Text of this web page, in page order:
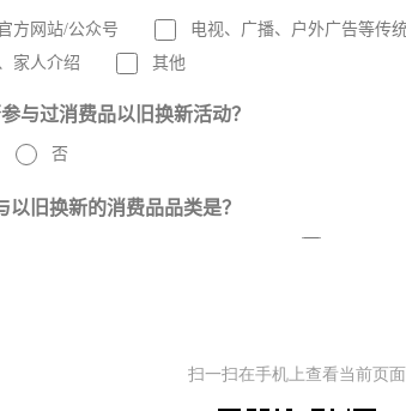
扫一扫在手机上查看当前页面